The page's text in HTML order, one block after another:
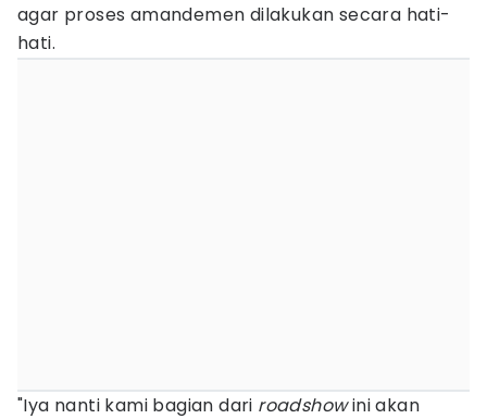
agar proses amandemen dilakukan secara hati-
hati.
"Iya nanti kami bagian dari roadshowini akan